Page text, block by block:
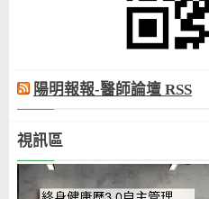
陽明報報-醫師論壇 RSS
視訊區